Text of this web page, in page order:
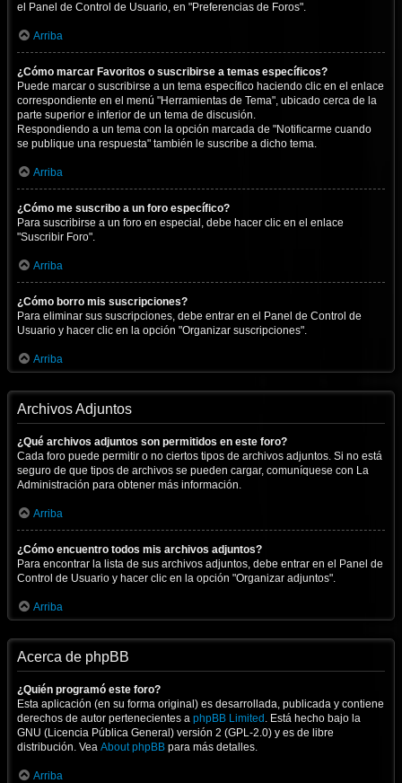
el Panel de Control de Usuario, en "Preferencias de Foros".
Arriba
¿Cómo marcar Favoritos o suscribirse a temas específicos?
Puede marcar o suscribirse a un tema específico haciendo clic en el enlace
correspondiente en el menú "Herramientas de Tema", ubicado cerca de la
parte superior e inferior de un tema de discusión.
Respondiendo a un tema con la opción marcada de "Notificarme cuando
se publique una respuesta" también le suscribe a dicho tema.
Arriba
¿Cómo me suscribo a un foro específico?
Para suscribirse a un foro en especial, debe hacer clic en el enlace
"Suscribir Foro".
Arriba
¿Cómo borro mis suscripciones?
Para eliminar sus suscripciones, debe entrar en el Panel de Control de
Usuario y hacer clic en la opción "Organizar suscripciones".
Arriba
Archivos Adjuntos
¿Qué archivos adjuntos son permitidos en este foro?
Cada foro puede permitir o no ciertos tipos de archivos adjuntos. Si no está
seguro de que tipos de archivos se pueden cargar, comuníquese con La
Administración para obtener más información.
Arriba
¿Cómo encuentro todos mis archivos adjuntos?
Para encontrar la lista de sus archivos adjuntos, debe entrar en el Panel de
Control de Usuario y hacer clic en la opción "Organizar adjuntos".
Arriba
Acerca de phpBB
¿Quién programó este foro?
Esta aplicación (en su forma original) es desarrollada, publicada y contiene
derechos de autor pertenecientes a phpBB Limited . Está hecho bajo la
GNU (Licencia Pública General) versión 2 (GPL-2.0) y es de libre
distribución. Vea About phpBB para más detalles.
Arriba